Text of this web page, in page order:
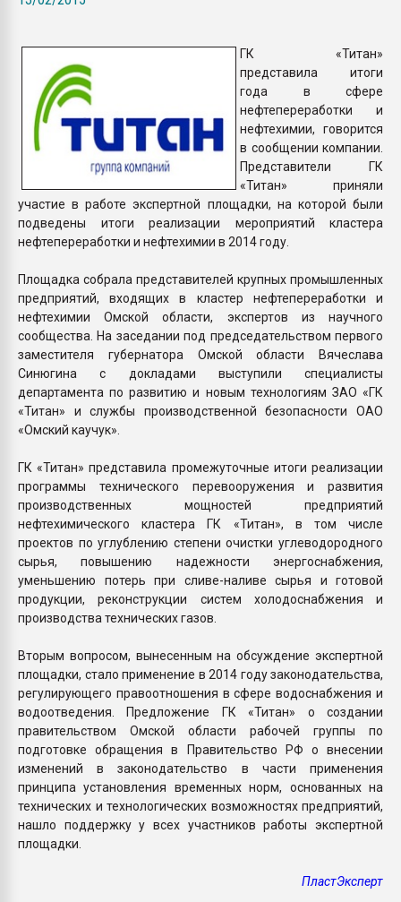
ПЕРЕЙТИ НА
ГК «Титан»
представила итоги
года в сфере
нефтепереработки и
нефтехимии, говорится
в сообщении компании.
Представители ГК
«Титан» приняли
участие в работе экспертной площадки, на которой были
подведены итоги реализации мероприятий кластера
нефтепереработки и нефтехимии в 2014 году.
Площадка собрала представителей крупных промышленных
предприятий, входящих в кластер нефтепереработки и
нефтехимии Омской области, экспертов из научного
сообщества. На заседании под председательством первого
заместителя губернатора Омской области Вячеслава
Синюгина с докладами выступили специалисты
департамента по развитию и новым технологиям ЗАО «ГК
«Титан» и службы производственной безопасности ОАО
«Омский каучук».
ГК «Титан» представила промежуточные итоги реализации
программы технического перевооружения и развития
производственных мощностей предприятий
нефтехимического кластера ГК «Титан», в том числе
проектов по углублению степени очистки углеводородного
сырья, повышению надежности энергоснабжения,
уменьшению потерь при сливе-наливе сырья и готовой
продукции, реконструкции систем холодоснабжения и
производства технических газов.
Вторым вопросом, вынесенным на обсуждение экспертной
площадки, стало применение в 2014 году законодательства,
регулирующего правоотношения в сфере водоснабжения и
водоотведения. Предложение ГК «Титан» о создании
правительством Омской области рабочей группы по
подготовке обращения в Правительство РФ о внесении
изменений в законодательство в части применения
принципа установления временных норм, основанных на
технических и технологических возможностях предприятий,
нашло поддержку у всех участников работы экспертной
площадки.
ПластЭксперт